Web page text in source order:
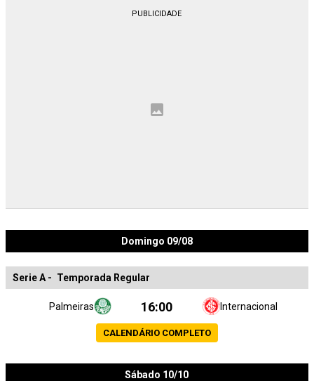
Domingo 09/08
Serie A - Temporada Regular
Palmeiras 16:00 Internacional
CALENDÁRIO COMPLETO
Sábado 10/10